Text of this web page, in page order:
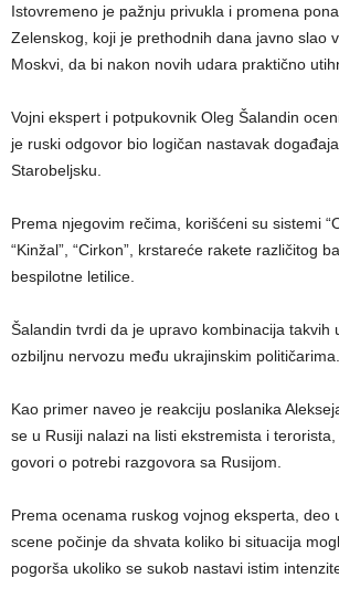
Istovremeno je pažnju privukla i promena
Zelenskog, koji je prethodnih dana javno slao
Moskvi, da bi nakon novih udara praktično
Vojni ekspert i potpukovnik Oleg Šalandin
je ruski odgovor bio logičan nastavak
Starobeljsku.
Prema njegovim rečima, korišćeni su sistemi
“Kinžal”, “Cirkon”, krstareće rakete različitog
bespilotne letilice.
Šalandin tvrdi da je upravo kombinacija takvih
ozbiljnu nervozu među ukrajinskim političarima.
Kao primer naveo je reakciju poslanika
se u Rusiji nalazi na listi ekstremista i
govori o potrebi razgovora sa Rusijom.
Prema ocenama ruskog vojnog eksperta, deo
scene počinje da shvata koliko bi situacija
pogorša ukoliko se sukob nastavi istim